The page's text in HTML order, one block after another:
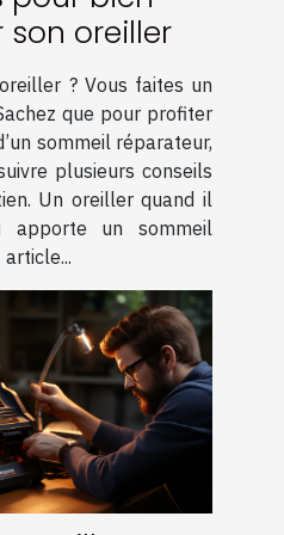
son oreiller
? Vous faites un
que pour profiter
sommeil réparateur,
plusieurs conseils
Un oreiller quand il
apporte un sommeil